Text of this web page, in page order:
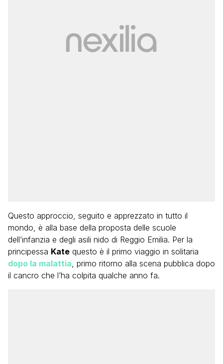
Questo approccio, seguito e apprezzato in tutto il
mondo, è alla base della proposta delle scuole
dell’infanzia e degli asili nido di Reggio Emilia. Per la
principessa Kate questo è il primo viaggio in solitaria
dopo la malattia, primo ritorno alla scena pubblica dopo
il cancro che l’ha colpita qualche anno fa.